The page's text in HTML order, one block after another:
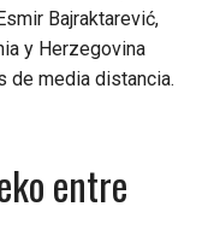
Bajraktarević,
y Herzegovina
de media distancia.
entre